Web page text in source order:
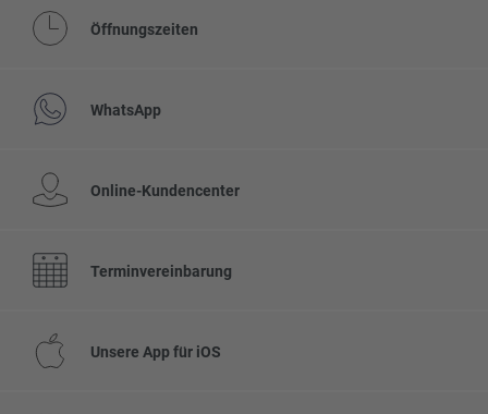
Öffnungszeiten
WhatsApp
Online-Kundencenter
Terminvereinbarung
Unsere App für iOS